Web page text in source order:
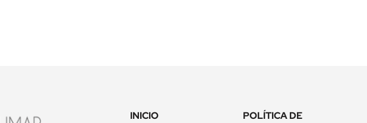
INICIO POLÍTICA DE